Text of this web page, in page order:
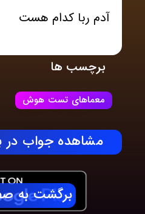
آدم ربا کدام هست
برچسب ها
معماهای تست هوش
مشاهده جواب در
برگشت به